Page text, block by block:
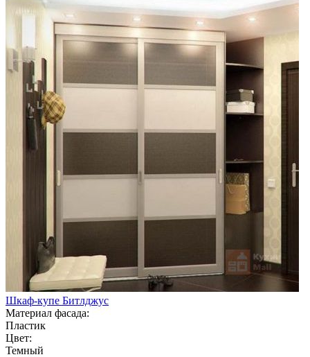
Шкаф-купе Битлджус
Материал фасада:
Пластик
Цвет:
Темный